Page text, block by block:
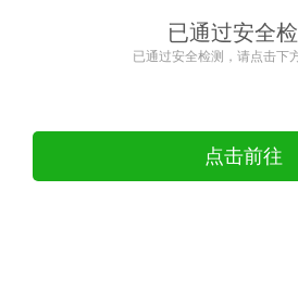
已通过安全
已通过安全检测，请点击下
点击前往